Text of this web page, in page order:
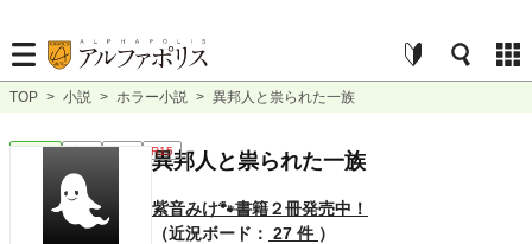
TOP > 小説 > ホラー小説 > 異邦人と祟られた一族
ホラー 完結 長編 R15
異邦人と祟られた一族
紫音みけ🐾書籍２冊発売中！
（近況ボード： 27 件 ）